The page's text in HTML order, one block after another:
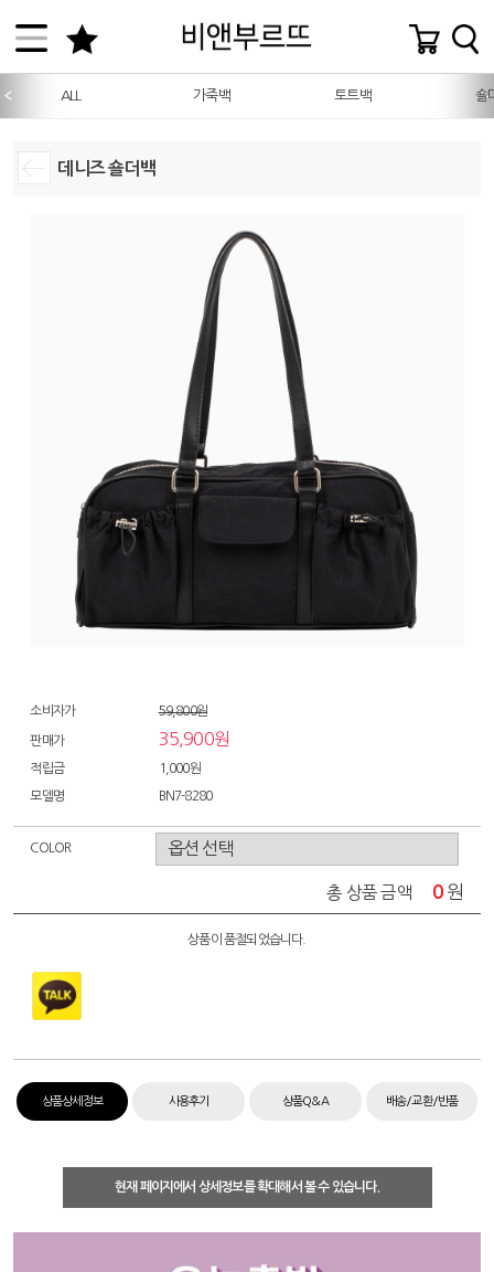
ALL 가죽백 토트백 숄
데니즈 숄더백
소비자가 59,800원
판매가 35,900원
적립금 1,000원
모델명 BN7-8280
COLOR
총 상품 금액 0 원
상품이 품절되었습니다.
상품상세정보 사용후기 상품Q&A 배송/교환/반품
현재 페이지에서 상세정보를 확대해서 볼 수 있습니다.